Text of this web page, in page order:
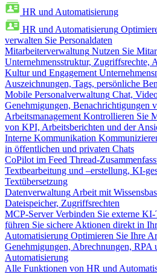
HR und Automatisierung
HR und Automatisierung
verwalten Sie Personaldaten
Mitarbeiterverwaltung Nutzen Sie
Unternehmensstruktur, Zugriffsrechte,
Kultur und Engagement
Auszeichnungen, Tags, persönliche
Mobile Personalverwaltung Chat,
Genehmigungen, Benachrichtigungen
Arbeitsmanagement Kontrollieren Sie
von KPI, Arbeitsberichten und der
Interne Kommunikation
in öffentlichen und privaten Chats
CoPilot im Feed Thread-
Textbearbeitung und –erstellung, KI-
Textübersetzung
Datenverwaltung Arbeit mit
Dateispeicher, Zugriffsrechten
MCP-Server Verbinden Sie externe
führen Sie sichere Aktionen direkt in
Automatisierung Optimieren Sie Ihre
Genehmigungen, Abrechnungen,
Automatisierung
Alle Funktionen von HR und